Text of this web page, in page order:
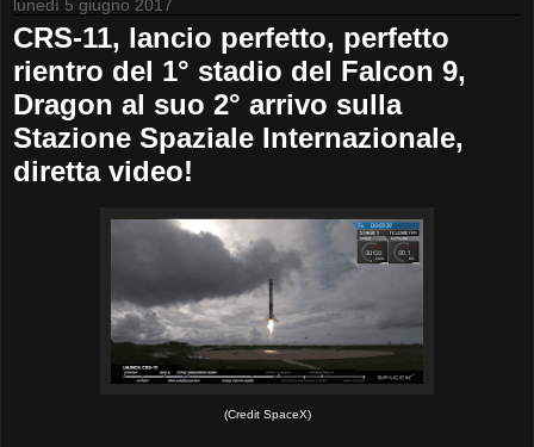
lunedì 5 giugno 2017
CRS-11, lancio perfetto, perfetto
rientro del 1° stadio del Falcon 9,
Dragon al suo 2° arrivo sulla
Stazione Spaziale Internazionale,
diretta video!
(Credit SpaceX)